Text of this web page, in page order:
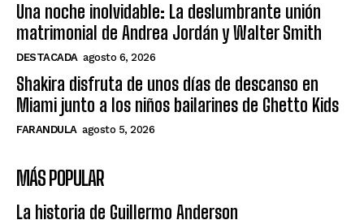
Una noche inolvidable: La deslumbrante unión
matrimonial de Andrea Jordán y Walter Smith
DESTACADA agosto 6, 2026
Shakira disfruta de unos días de descanso en
Miami junto a los niños bailarines de Ghetto Kids
FARANDULA agosto 5, 2026
MÁS POPULAR
La historia de Guillermo Anderson